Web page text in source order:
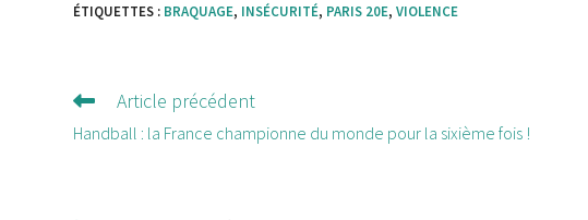
ÉTIQUETTES : BRAQUAGE, INSÉCURITÉ, PARIS 20E, VIOLENCE
Lire
d'autres
Article précédent
Handball : la France championne du monde pour la sixième fois !